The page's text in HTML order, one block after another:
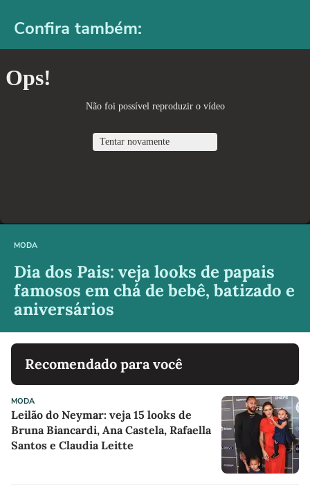
Confira também:
MODA
Dia dos Pais: veja looks de papais
famosos em chá de bebê, batizado e
aniversários
Recomendado para você
MODA
Leilão do Neymar: veja 15 looks de
Bruna Biancardi, Ana Castela, Rafaella
Santos e Claudia Leitte